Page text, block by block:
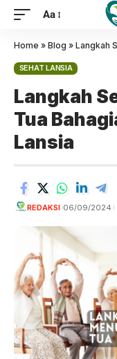
Aa
Home » Blog » Langkah
SEHAT LANSIA
Langkah
Tua
Lansia
REDAKSI 06/09/2024